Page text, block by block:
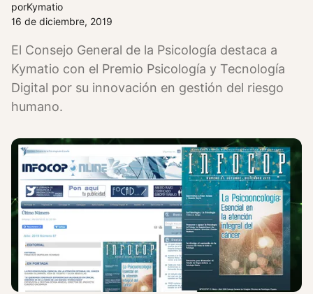
porKymatio
16 de diciembre, 2019
El Consejo General de la Psicología destaca a
Kymatio con el Premio Psicología y Tecnología
Digital por su innovación en gestión del riesgo
humano.